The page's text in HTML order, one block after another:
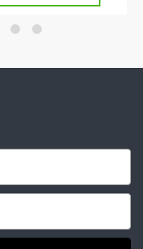
- 1994)
AP (1991 - 1994)
- 1994)
7 8